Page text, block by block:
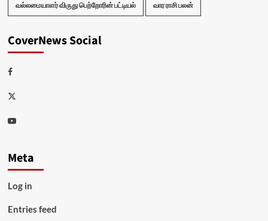
வல்லமையாளர் விருது பெற்றோரின் பட்டியல் வார ராசி பலன்
CoverNews Social
Facebook
Twitter
Youtube
Meta
Log in
Entries feed